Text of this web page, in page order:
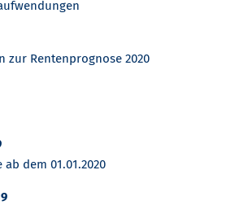
zur Rentenprognose 2020
ab dem 01.01.2020